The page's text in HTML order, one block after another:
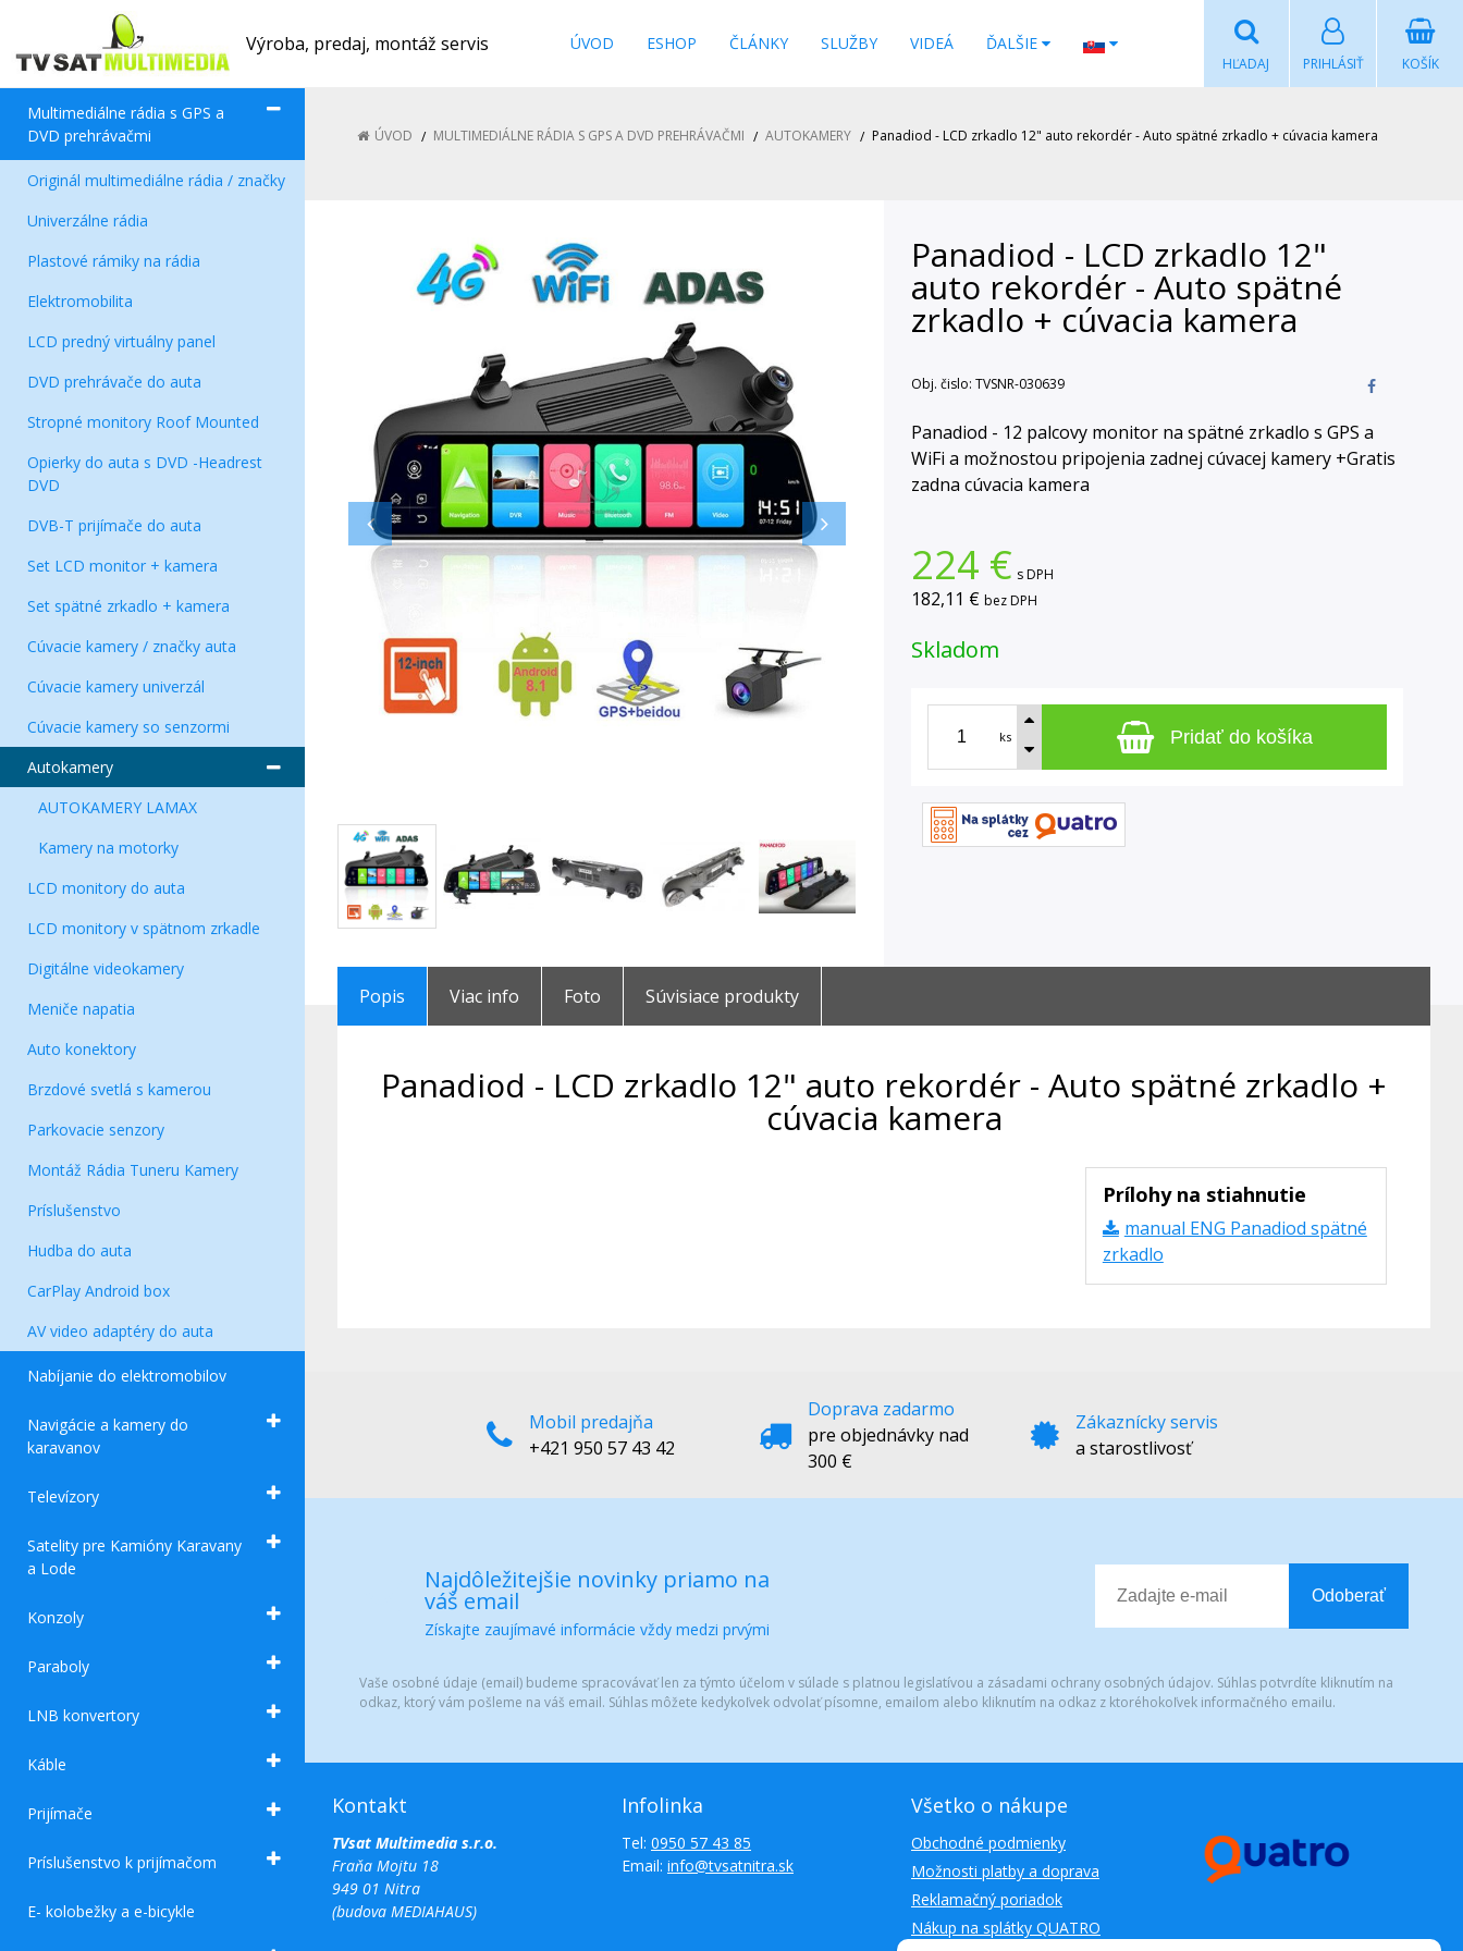
Výroba, predaj, montáž servis ÚVOD ESHOP ČLÁNKY SLUŽBY VIDEÁ ĎALŠIE
KOŠÍK
PRIHLÁSIŤ
HĽADAJ
Multimediálne rádia s GPS a
DVD prehrávačmi
Originál multimediálne rádia / značky
Univerzálne rádia
Plastové rámiky na rádia
Elektromobilita
LCD predný virtuálny panel
DVD prehrávače do auta
Stropné monitory Roof Mounted
Opierky do auta s DVD -Headrest
DVD
DVB-T prijímače do auta
Set LCD monitor + kamera
Set spätné zrkadlo + kamera
Cúvacie kamery / značky auta
Cúvacie kamery univerzál
Cúvacie kamery so senzormi
Autokamery
AUTOKAMERY LAMAX
Kamery na motorky
LCD monitory do auta
LCD monitory v spätnom zrkadle
Digitálne videokamery
Meniče napatia
Auto konektory
Brzdové svetlá s kamerou
Parkovacie senzory
Montáž Rádia Tuneru Kamery
Príslušenstvo
Hudba do auta
CarPlay Android box
AV video adaptéry do auta
Nabíjanie do elektromobilov
Navigácie a kamery do
karavanov
Televízory
Satelity pre Kamióny Karavany
a Lode
Konzoly
Paraboly
LNB konvertory
Káble
Prijímače
Príslušenstvo k prijímačom
E- kolobežky a e-bicykle
ÚVOD MULTIMEDIÁLNE RÁDIA S GPS A DVD PREHRÁVAČMI AUTOKAMERY Panadiod - LCD zrkadlo 12" auto rekordér - Auto spätné zrkadlo + cúvacia kamera
Panadiod - LCD zrkadlo 12"
auto rekordér - Auto spätné
zrkadlo + cúvacia kamera
Obj. čislo: TVSNR-030639
Panadiod - 12 palcovy monitor na spätné zrkadlo s GPS a
WiFi a možnostou pripojenia zadnej cúvacej kamery +Gratis
zadna cúvacia kamera
224 € s DPH
182,11 € bez DPH
Skladom
ks Pridať do košíka
Popis Viac info Foto Súvisiace produkty
Panadiod - LCD zrkadlo 12" auto rekordér - Auto spätné zrkadlo +
cúvacia kamera
Prílohy na stiahnutie
manual ENG Panadiod spätné
zrkadlo
Mobil predajňa
+421 950 57 43 42
Doprava zadarmo
pre objednávky nad
300 €
Zákaznícky servis
a starostlivosť
Najdôležitejšie novinky priamo na
váš email
Získajte zaujímavé informácie vždy medzi prvými
Odoberať
Vaše osobné údaje (email) budeme spracovávať len za týmto účelom v súlade s platnou legislatívou a zásadami ochrany osobných údajov. Súhlas potvrdíte kliknutím na
odkaz, ktorý vám pošleme na váš email. Súhlas môžete kedykoľvek odvolať písomne, emailom alebo kliknutím na odkaz z ktoréhokoľvek informačného emailu.
Kontakt
TVsat Multimedia s.r.o.
Fraňa Mojtu 18
949 01 Nitra
(budova MEDIAHAUS)
Infolinka
Tel: 0950 57 43 85
Email: info@tvsatnitra.sk
Všetko o nákupe
Obchodné podmienky
Možnosti platby a doprava
Reklamačný poriadok
Nákup na splátky QUATRO